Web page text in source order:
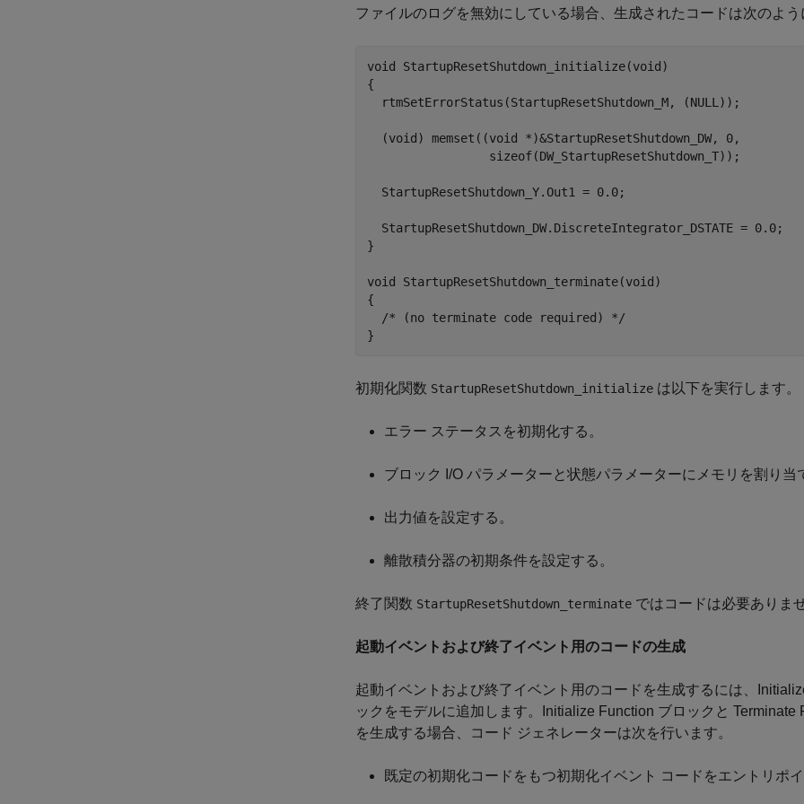
ファイルのログを無効にしている場合、生成されたコードは次のよう
void StartupResetShutdown_initialize(void)
{
  rtmSetErrorStatus(StartupResetShutdown_M, (NULL));
  (void) memset((void *)&StartupResetShutdown_DW, 0,
                 sizeof(DW_StartupResetShutdown_T));
  StartupResetShutdown_Y.Out1 = 0.0;
  StartupResetShutdown_DW.DiscreteIntegrator_DSTATE = 0.0;
}
void StartupResetShutdown_terminate(void)
{
  /* (no terminate code required) */
初期化関数 StartupResetShutdown_initialize は以下を実行します。
エラー ステータスを初期化する。
ブロック I/O パラメーターと状態パラメーターにメモリを割り当
出力値を設定する。
離散積分器の初期条件を設定する。
終了関数 StartupResetShutdown_terminate ではコードは必要ありま
起動イベントおよび終了イベント用のコードの生成
起動イベントおよび終了イベント用のコードを生成するには、
ックをモデルに追加します。Initialize Function ブロックと
を生成する場合、コード ジェネレーターは次を行います。
既定の初期化コードをもつ初期化イベント コードをエントリポ